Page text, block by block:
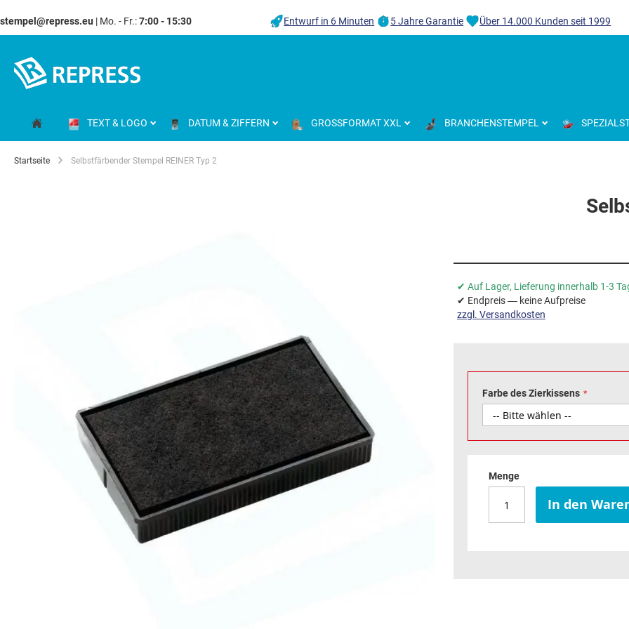
stempel@repress.eu | Mo. - Fr.:7:00 - 15:30 Entwurf in 6 Minuten 5 Jahre Garantie Über 14.000 Kunden seit 1999
springen
TEXT & LOGO DATUM & ZIFFERN GROSSFORMAT XXL BRANCHENSTEMPEL
Startseite Selbstfärbender Stempel REINER Typ 2
✔ Auf Lager, Lieferung innerhalb 1-3
✔ Endpreis — keine Aufpreise
zzgl. Versandkosten
Farbe des Zierkissens
Menge
In den